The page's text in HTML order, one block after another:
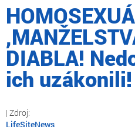
DIABLA!
ich uzákonili!
LifeSiteNews